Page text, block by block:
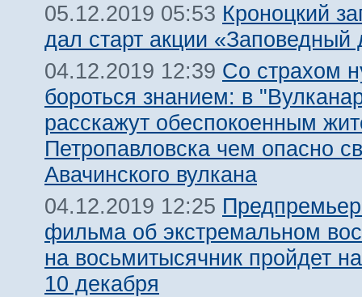
05.12.2019 05:53 Кроноцкий
дал старт акции «Заповедный
04.12.2019 12:39 Со страхом
бороться знанием: в
расскажут обеспокоенным
Петропавловска чем опасно
Авачинского вулкана
04.12.2019 12:25
фильма об экстремальном
на восьмитысячник пройдет
10 декабря